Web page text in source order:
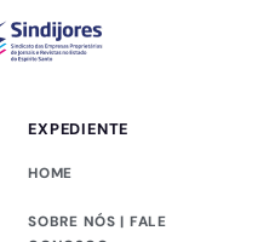
EXPEDIENTE
HOME
SOBRE NÓS | FALE